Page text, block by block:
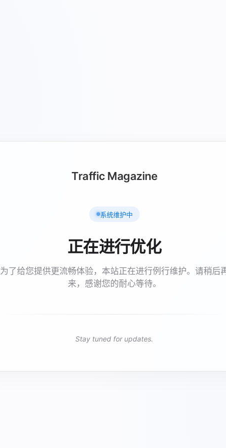
Traffic Magazine
系统维护中
正在进行优化
为了给您提供更流畅体验，本站正在进行例行维护。请稍后
来，感谢您的耐心等待。
Stay tuned for updates.